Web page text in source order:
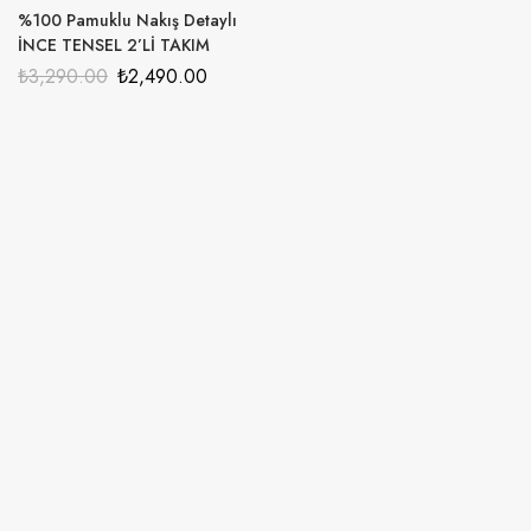
%100 Pamuklu Nakış Detaylı
İNCE TENSEL 2’Lİ TAKIM
₺3,290.00 ₺2,490.00